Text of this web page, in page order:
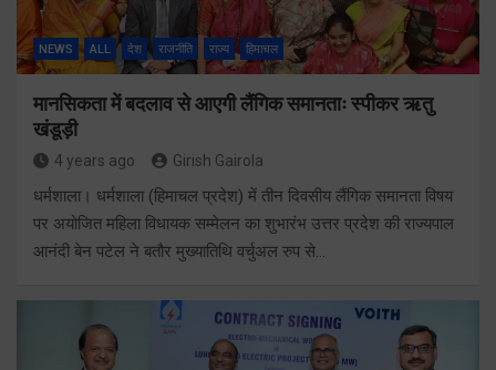
NEWS ALL देश राजनीति राज्य हिमाचल
मानसिकता में बदलाव से आएगी लैंगिक समानताः स्पीकर ऋतु
खंडूड़ी
4 years ago Girish Gairola
धर्मशाला। धर्मशाला (हिमाचल प्रदेश) में तीन दिवसीय लैंगिक समानता विषय
पर अयोजित महिला विधायक सम्मेलन का शुभारंभ उत्तर प्रदेश की राज्यपाल
आनंदी बेन पटेल ने बतौर मुख्यातिथि वर्चुअल रुप से…